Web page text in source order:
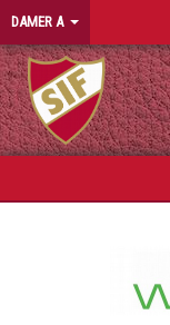
DAMER A